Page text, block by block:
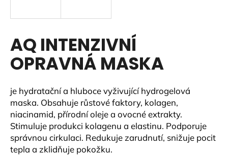
AQ INTENZIVNÍ
OPRAVNÁ MASKA
je hydratační a hluboce vyživující hydrogelová
maska. Obsahuje růstové faktory, kolagen,
niacinamid, přírodní oleje a ovocné extrakty.
Stimuluje produkci kolagenu a elastinu. Podporuje
správnou cirkulaci. Redukuje zarudnutí, snižuje pocit
tepla a zklidňuje pokožku.
í
t
?
HLEDAT